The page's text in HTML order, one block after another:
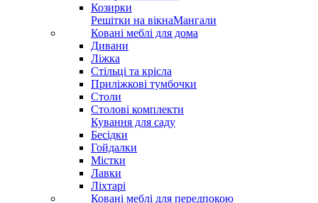
Козирки
Решітки на вікнаМангали
Ковані меблі для дома
Дивани
Ліжка
Стільці та крісла
Приліжкові тумбочки
Столи
Столові комплекти
Кування для саду
Бесідки
Гойдалки
Містки
Лавки
Ліхтарі
Ковані меблі для передпокою